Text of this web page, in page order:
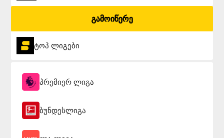
გამოიწერე
ტოპ ლიგები
პრემიერ ლიგა
ბუნდესლიგა